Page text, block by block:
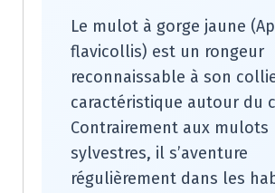
Le mulot à gorge jaune
flavicollis) est un rongeur
reconnaissable à son
caractéristique autour du
Contrairement aux mulots
sylvestres, il s’aventure
régulièrement dans les